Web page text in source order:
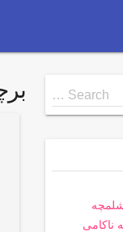
Search …
ناکامی